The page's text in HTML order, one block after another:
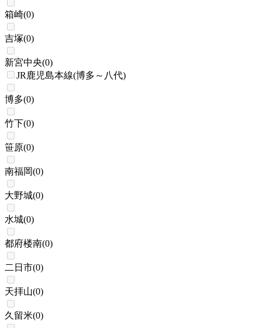
箱崎(0)
吉塚(0)
新宮中央(0)
JR鹿児島本線(博多～八代)
博多(0)
竹下(0)
笹原(0)
南福岡(0)
大野城(0)
水城(0)
都府楼南(0)
二日市(0)
天拝山(0)
久留米(0)